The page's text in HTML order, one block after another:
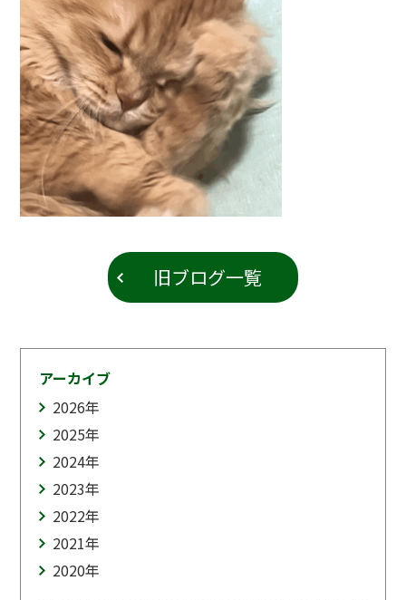
旧ブログ一覧
アーカイブ
2026年
2025年
2024年
2023年
2022年
2021年
2020年